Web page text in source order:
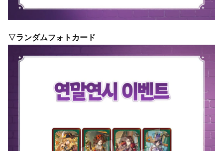
▽ランダムフォトカード